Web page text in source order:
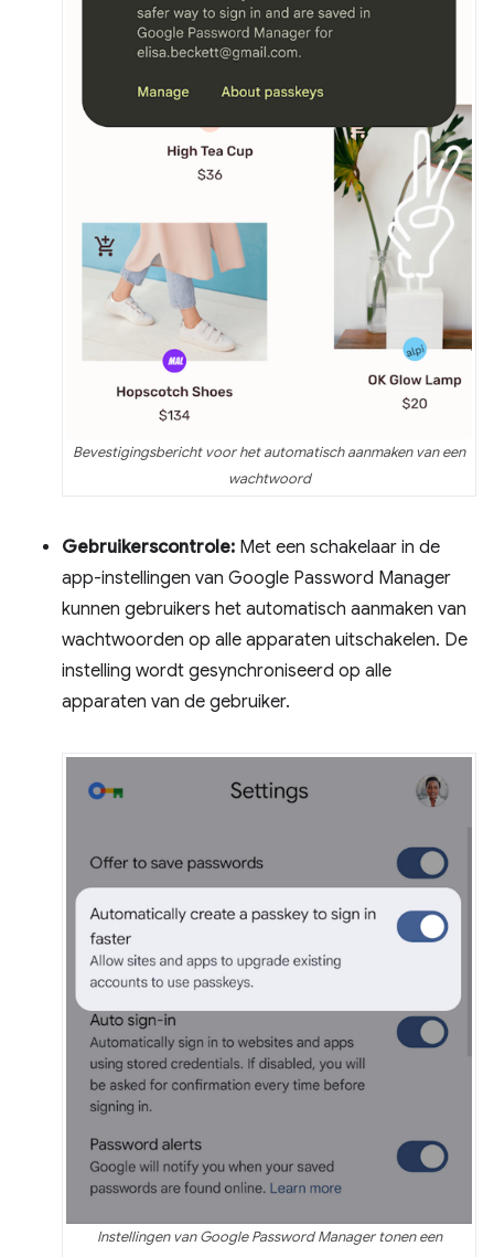
Bevestigingsbericht voor het automatisch aanmaken van een
wachtwoord
Gebruikerscontrole: Met een schakelaar in de
app-instellingen van Google Password Manager
kunnen gebruikers het automatisch aanmaken van
wachtwoorden op alle apparaten uitschakelen. De
instelling wordt gesynchroniseerd op alle
apparaten van de gebruiker.
Instellingen van Google Password Manager tonen een